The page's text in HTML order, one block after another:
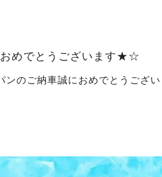
めでとうございます★☆
ンのご納車誠におめでとうござ